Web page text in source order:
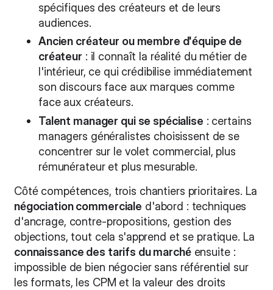
spécifiques des créateurs et de leurs
audiences.
Ancien créateur ou membre d'équipe de
créateur : il connaît la réalité du métier de
l'intérieur, ce qui crédibilise immédiatement
son discours face aux marques comme
face aux créateurs.
Talent manager qui se spécialise : certains
managers généralistes choisissent de se
concentrer sur le volet commercial, plus
rémunérateur et plus mesurable.
Côté compétences, trois chantiers prioritaires. La
négociation commerciale d'abord : techniques
d'ancrage, contre-propositions, gestion des
objections, tout cela s'apprend et se pratique. La
connaissance des tarifs du marchéensuite :
impossible de bien négocier sans référentiel sur
les formats, les CPM et la valeur des droits